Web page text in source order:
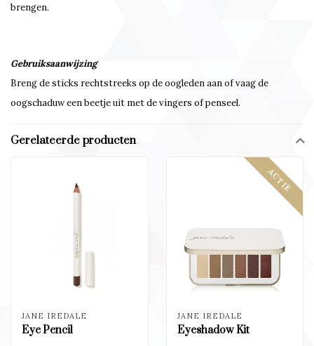
brengen.
Gebruiksaanwijzing
Breng de sticks rechtstreeks op de oogleden aan of vaag de
oogschaduw een beetje uit met de vingers of penseel.
Gerelateerde producten
JANE IREDALE
Eye Pencil
ACTIE
JANE IREDALE
Eyeshadow Kit